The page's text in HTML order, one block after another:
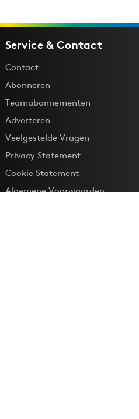
Service & Contact
Contact
Abonneren
Teamabonnementen
Adverteren
Veelgestelde Vragen
Privacy Statement
Cookie Statement
Algemene Voorwaarden